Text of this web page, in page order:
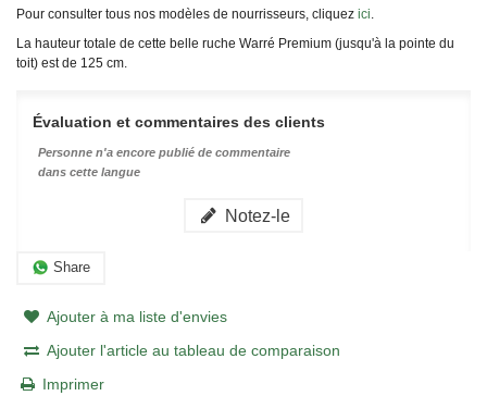
Pour consulter tous nos modèles de nourrisseurs, cliquez ici
La hauteur totale de cette belle ruche Warré Premium (jusqu'à la pointe du
toit) est de 125 cm.
Évaluation et commentaires des clients
Personne n'a encore publié de commentaire
dans cette langue
Notez-le
Share
Ajouter à ma liste d'envies
Ajouter l'article au tableau de comparaison
Imprimer